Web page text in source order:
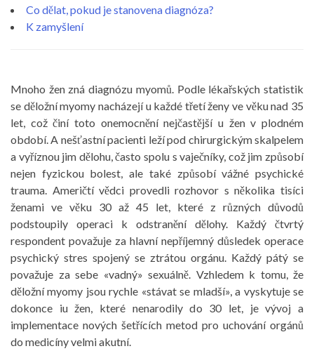
Co dělat, pokud je stanovena diagnóza?
K zamyšlení
Mnoho žen zná diagnózu myomů. Podle lékařských statistik
se děložní myomy nacházejí u každé třetí ženy ve věku nad 35
let, což činí toto onemocnění nejčastější u žen v plodném
období. A nešťastní pacienti leží pod chirurgickým skalpelem
a vyříznou jim dělohu, často spolu s vaječníky, což jim způsobí
nejen fyzickou bolest, ale také způsobí vážné psychické
trauma. Američtí vědci provedli rozhovor s několika tisíci
ženami ve věku 30 až 45 let, které z různých důvodů
podstoupily operaci k odstranění dělohy. Každý čtvrtý
respondent považuje za hlavní nepříjemný důsledek operace
psychický stres spojený se ztrátou orgánu. Každý pátý se
považuje za sebe «vadný» sexuálně. Vzhledem k tomu, že
děložní myomy jsou rychle «stávat se mladší», a vyskytuje se
dokonce iu žen, které nenarodily do 30 let, je vývoj a
implementace nových šetřících metod pro uchování orgánů
do medicíny velmi akutní.